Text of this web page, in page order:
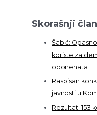
Skorašnji
Šabić:
koriste za
oponenata
Raspisan
javnosti u
Rezultati 153